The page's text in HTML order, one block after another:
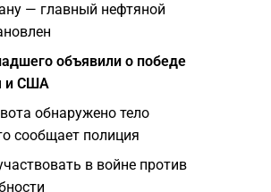
— главный нефтяной
объявили о победе
и США
обнаружено тело
сообщает полиция
в войне против